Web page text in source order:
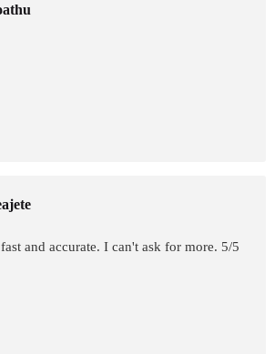
and accurate. I can't ask for more. 5/5